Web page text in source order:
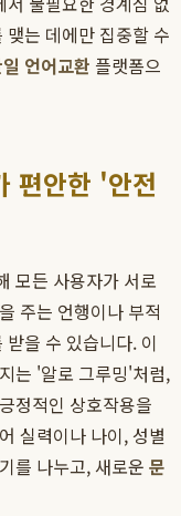
는 데에만 집중할 수
언어교환 플랫폼으
편안한 '안전
모든 사용자가 서로
주는 언행이나 부적
을 수 있습니다. 이
는 '알로 그루밍'처럼,
정적인 상호작용을
실력이나 나이, 성별
를 나누고, 새로운 문